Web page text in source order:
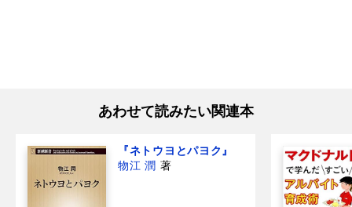
あわせて読みたい関連本
『ネトウヨとパヨク』
物江 潤 著